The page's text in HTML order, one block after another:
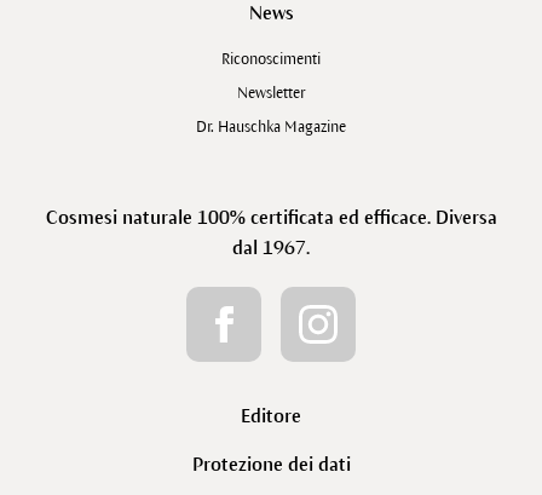
News
Riconoscimenti
Newsletter
Dr. Hauschka Magazine
Cosmesi naturale 100% certificata ed efficace. Diversa
dal 1967.
Editore
Protezione dei dati